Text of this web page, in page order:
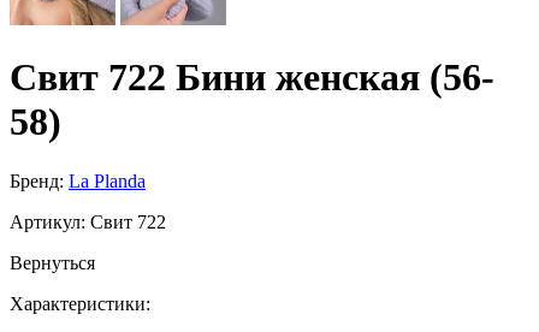
Свит 722 Бини женская (56-
58)
Бренд: La Planda
Артикул: Свит 722
Вернуться
Характеристики: